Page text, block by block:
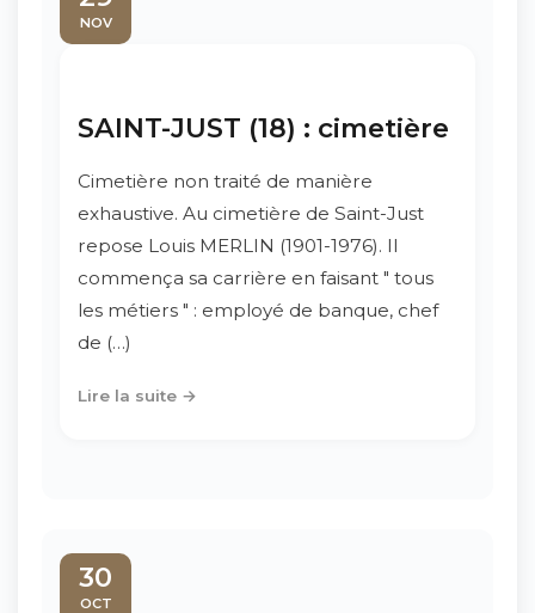
NOV
SAINT-JUST (18) : cimetière
Cimetière non traité de manière
exhaustive. Au cimetière de Saint-Just
repose Louis MERLIN (1901-1976). Il
commença sa carrière en faisant " tous
les métiers " : employé de banque, chef
de (…)
Lire la suite →
30
OCT